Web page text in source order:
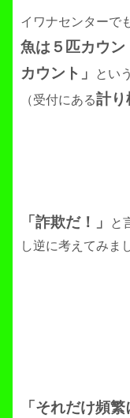
イワナセンターで
魚は５匹カウン
カウント」
とい
（受付にある計り
「詐欺だ！」
と
し逆に考えてみま
「それだけ頻